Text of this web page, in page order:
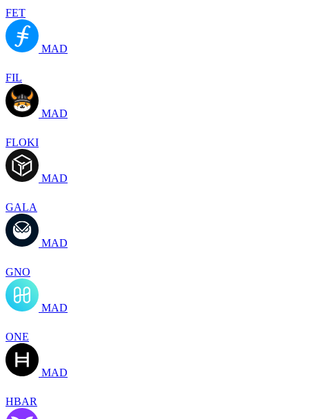
FET
MAD
FIL
MAD
FLOKI
MAD
GALA
MAD
GNO
MAD
ONE
MAD
HBAR